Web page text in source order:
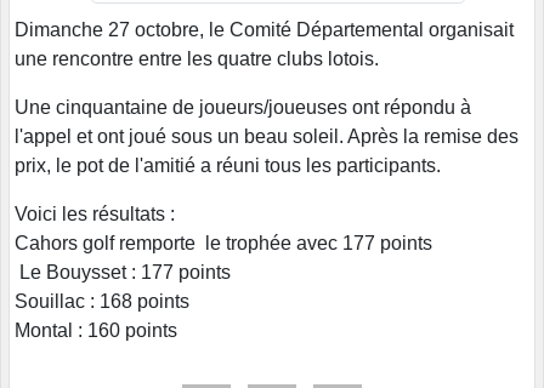
Dimanche 27 octobre, le Comité Départemental organisait
une rencontre entre les quatre clubs lotois.
Une cinquantaine de joueurs/joueuses ont répondu à
l'appel et ont joué sous un beau soleil. Après la remise des
prix, le pot de l'amitié a réuni tous les participants.
Voici les résultats :
Cahors golf remporte le trophée avec 177 points
Le Bouysset : 177 points
Souillac : 168 points
Montal : 160 points